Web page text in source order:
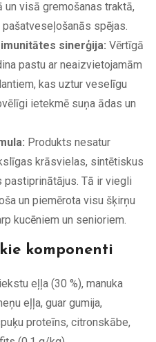
visā gremošanas traktā,
spējas.
sinerģija: Vērtīgā
pastu ar neaizvietojamām
kas uztur veselīgu
ietekmē suņa ādas un
Produkts nesatur
krāsvielas, sintētiskus
pastiprinātājus. Tā ir viegli
un piemērota visu šķirņu
kucēniem un senioriem.
komponenti
eļļa (30 %), manuka
eļļa, guar gumija,
proteīns, citronskābe,